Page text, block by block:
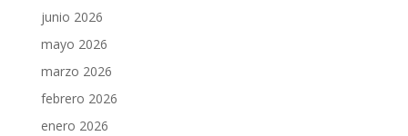
junio 2026
mayo 2026
marzo 2026
febrero 2026
enero 2026